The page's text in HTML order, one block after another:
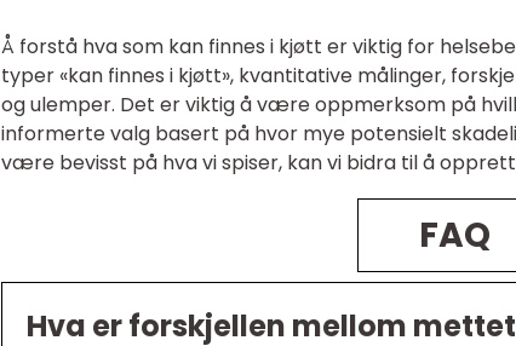
Å forstå hva som kan finnes i kjøtt er viktig for
typer «kan finnes i kjøtt», kvantitative målinger,
og ulemper. Det er viktig å være oppmerksom på
informerte valg basert på hvor mye potensielt
være bevisst på hva vi spiser, kan vi bidra til å
FAQ
Hva er forskjellen mellom